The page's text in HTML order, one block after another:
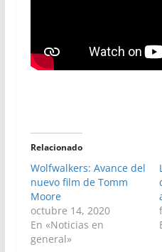
Relacionado
Wolfwalkers: Avance del
nuevo film de Tomm
Moore
octubre 14, 2020
En «Noticias en
general»